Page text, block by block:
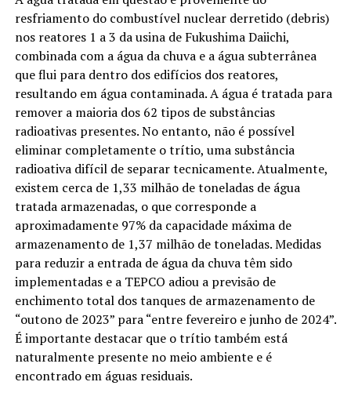
resfriamento do combustível nuclear derretido (debris)
nos reatores 1 a 3 da usina de Fukushima Daiichi,
combinada com a água da chuva e a água subterrânea
que flui para dentro dos edifícios dos reatores,
resultando em água contaminada. A água é tratada para
remover a maioria dos 62 tipos de substâncias
radioativas presentes. No entanto, não é possível
eliminar completamente o trítio, uma substância
radioativa difícil de separar tecnicamente. Atualmente,
existem cerca de 1,33 milhão de toneladas de água
tratada armazenadas, o que corresponde a
aproximadamente 97% da capacidade máxima de
armazenamento de 1,37 milhão de toneladas. Medidas
para reduzir a entrada de água da chuva têm sido
implementadas e a TEPCO adiou a previsão de
enchimento total dos tanques de armazenamento de
“outono de 2023” para “entre fevereiro e junho de 2024”.
É importante destacar que o trítio também está
naturalmente presente no meio ambiente e é
encontrado em águas residuais.